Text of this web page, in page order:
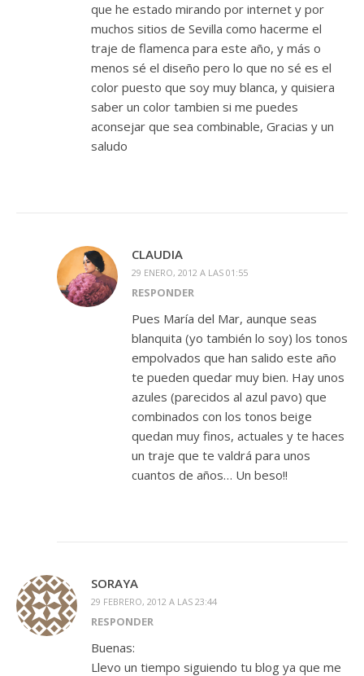
que he estado mirando por internet y por
muchos sitios de Sevilla como hacerme el
traje de flamenca para este año, y más o
menos sé el diseño pero lo que no sé es el
color puesto que soy muy blanca, y quisiera
saber un color tambien si me puedes
aconsejar que sea combinable, Gracias y un
saludo
CLAUDIA
29 ENERO, 2012 A LAS 01:55
RESPONDER
Pues María del Mar, aunque seas
blanquita (yo también lo soy) los tonos
empolvados que han salido este año
te pueden quedar muy bien. Hay unos
azules (parecidos al azul pavo) que
combinados con los tonos beige
quedan muy finos, actuales y te haces
un traje que te valdrá para unos
cuantos de años… Un beso!!
SORAYA
29 FEBRERO, 2012 A LAS 23:44
RESPONDER
Buenas:
Llevo un tiempo siguiendo tu blog ya que me